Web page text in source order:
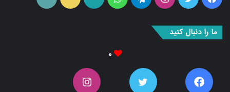
بوک
آپ
ما را دنبال کنید